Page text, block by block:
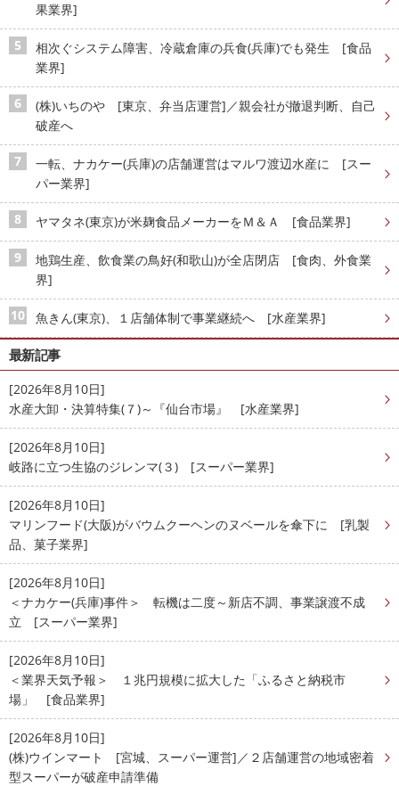
果業界]
相次ぐシステム障害、冷蔵倉庫の兵食(兵庫)でも発生 [食品
業界]
(株)いちのや [東京、弁当店運営]／親会社が撤退判断、自己
破産へ
一転、ナカケー(兵庫)の店舗運営はマルワ渡辺水産に [スー
パー業界]
ヤマタネ(東京)が米麹食品メーカーをＭ＆Ａ [食品業界]
地鶏生産、飲食業の鳥好(和歌山)が全店閉店 [食肉、外食業
界]
魚きん(東京)、１店舗体制で事業継続へ [水産業界]
最新記事
[2026年8月10日]
水産大卸・決算特集(７)～『仙台市場』 [水産業界]
[2026年8月10日]
岐路に立つ生協のジレンマ(３) [スーパー業界]
[2026年8月10日]
マリンフード(大阪)がバウムクーヘンのヌベールを傘下に [乳製
品、菓子業界]
[2026年8月10日]
＜ナカケー(兵庫)事件＞ 転機は二度～新店不調、事業譲渡不成
立 [スーパー業界]
[2026年8月10日]
＜業界天気予報＞ １兆円規模に拡大した「ふるさと納税市
場」 [食品業界]
[2026年8月10日]
(株)ウインマート [宮城、スーパー運営]／２店舗運営の地域密着
型スーパーが破産申請準備